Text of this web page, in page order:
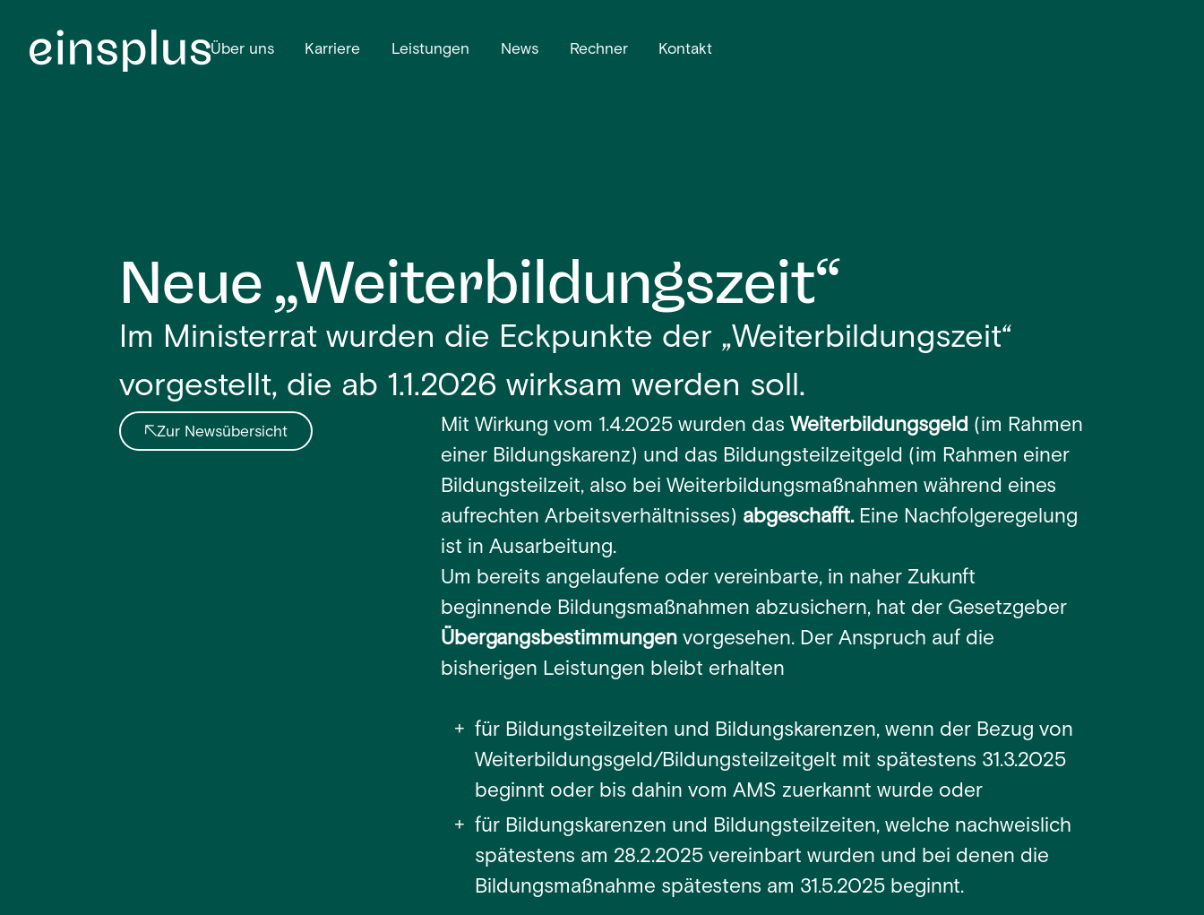
Über uns Karriere Leistungen News Rechner Kontakt
Neue „Weiterbildungszeit“
Im Ministerrat wurden die Eckpunkte der „Weiterbildungszeit“
vorgestellt, die ab 1.1.2026 wirksam werden soll.
Zur Newsübersicht Mit Wirkung vom 1.4.2025 wurden das Weiterbildungsgeld (im Rahmen
einer Bildungskarenz) und das Bildungsteilzeitgeld (im Rahmen einer
Bildungsteilzeit, also bei Weiterbildungsmaßnahmen während eines
aufrechten Arbeitsverhältnisses) abgeschafft. Eine Nachfolgeregelung
ist in Ausarbeitung.
Um bereits angelaufene oder vereinbarte, in naher Zukunft
beginnende Bildungsmaßnahmen abzusichern, hat der Gesetzgeber
Übergangsbestimmungen vorgesehen. Der Anspruch auf die
bisherigen Leistungen bleibt erhalten
für Bildungsteilzeiten und Bildungskarenzen, wenn der Bezug von
Weiterbildungsgeld/Bildungsteilzeitgelt mit spätestens 31.3.2025
beginnt oder bis dahin vom AMS zuerkannt wurde oder
für Bildungskarenzen und Bildungsteilzeiten, welche nachweislich
spätestens am 28.2.2025 vereinbart wurden und bei denen die
Bildungsmaßnahme spätestens am 31.5.2025 beginnt.